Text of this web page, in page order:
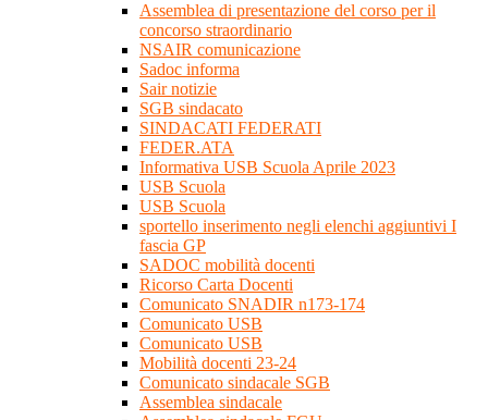
Assemblea di presentazione del corso per il
concorso straordinario
NSAIR comunicazione
Sadoc informa
Sair notizie
SGB sindacato
SINDACATI FEDERATI
FEDER.ATA
Informativa USB Scuola Aprile 2023
USB Scuola
USB Scuola
sportello inserimento negli elenchi aggiuntivi I
fascia GP
SADOC mobilità docenti
Ricorso Carta Docenti
Comunicato SNADIR n173-174
Comunicato USB
Comunicato USB
Mobilità docenti 23-24
Comunicato sindacale SGB
Assemblea sindacale